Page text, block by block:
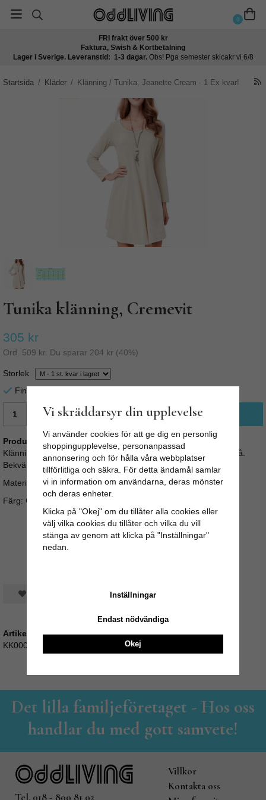
0
FRI frakt över 500 kr
Faktura, Swish & Kortbetalning
Lager i Sverige. Leveranstid: 1-3 dagar. Obs! Pga semester skicakr vi 6/8
Startsida / Kläder / Klänning / Tunika, Jeanette Cream - 1 Ex kvar!
Tunika klänning, Cremevit
305 kr
Ord. 509 kr . Du sparar 204 kr (40%)
Storlek
Finns i lager för omgående leverans
LÄGG I VARUKORG
Produktbeskrivning:
Klänning / Tunika, Jeanette Lös och ledig klänning i bomullstrikå.
Bekväm tröja i a-linjeform
Material: 95% bomull och 5% elastan.
Färg: Cream, som på bilden
Spara som favorit
Artikelnummer:
KK000489-6
Det lilla familjeföretaget - Hos oss
handlar du med gott samvete!
Tel. 018 - 800 81 02
Villkor
Kontakta oss
Vi skräddarsyr din upplevelse
Vi använder cookies för att ge dig en personlig
shoppingupplevelse, personanpassad
annonsering och för hålla våra webbplatser
tillförlitliga och säkra. För detta ändamål samlar
vi in information om användarna, deras mönster
och deras enheter.
Klicka på "Okej" om du tillåter alla cookies eller
välj vilka cookies du tillåter och vilka du vill
stänga av genom att klicka på "Inställningar"
nedan.
Inställningar
Endast nödvändiga
Okej